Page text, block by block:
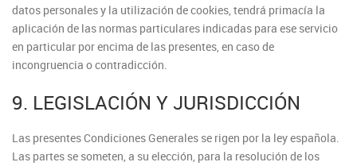
datos personales y la utilización de cookies, tendrá primacía la
aplicación de las normas particulares indicadas para ese servicio
en particular por encima de las presentes, en caso de
incongruencia o contradicción.
9. LEGISLACIÓN Y JURISDICCIÓN
Las presentes Condiciones Generales se rigen por la ley española.
Las partes se someten, a su elección, para la resolución de los